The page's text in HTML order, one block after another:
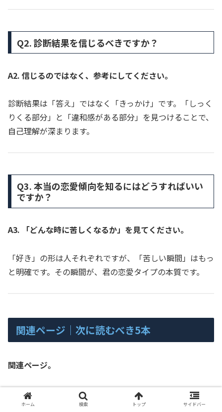
Q2. 診断結果を信じるべきですか？
A2. 信じるのではなく、参考にしてください。
診断結果は「答え」ではなく「きっかけ」です。「しっく
りくる部分」と「違和感がある部分」を見つけることで、
自己理解が深まります。
Q3. 本当の恋愛傾向を知るにはどうすればいい
ですか？
A3. 「どんな時に苦しくなるか」を見てください。
「好き」の形は人それぞれですが、「苦しい瞬間」はもっ
と明確です。その瞬間が、君の恋愛タイプの本質です。
関連ページ｜次に読むべき5本
関連ページ。
Kazuma式 対話相談室 総合ページ【総合ページ】
Kazuma式 恋愛・人間関係カテゴリ
【カテゴリペー
ホーム 検索 トップ サイドバー